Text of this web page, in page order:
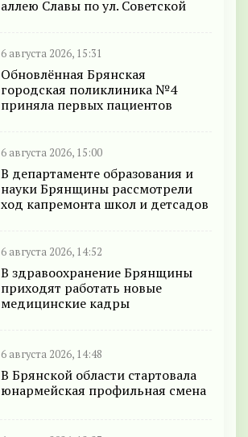
аллею Славы по ул. Советской
6 августа 2026, 15:31
Обновлённая Брянская
городская поликлиника №4
приняла первых пациентов
6 августа 2026, 15:00
В департаменте образования и
науки Брянщины рассмотрели
ход капремонта школ и детсадов
6 августа 2026, 14:52
В здравоохранение Брянщины
приходят работать новые
медицинские кадры
6 августа 2026, 14:48
В Брянской области стартовала
юнармейская профильная смена